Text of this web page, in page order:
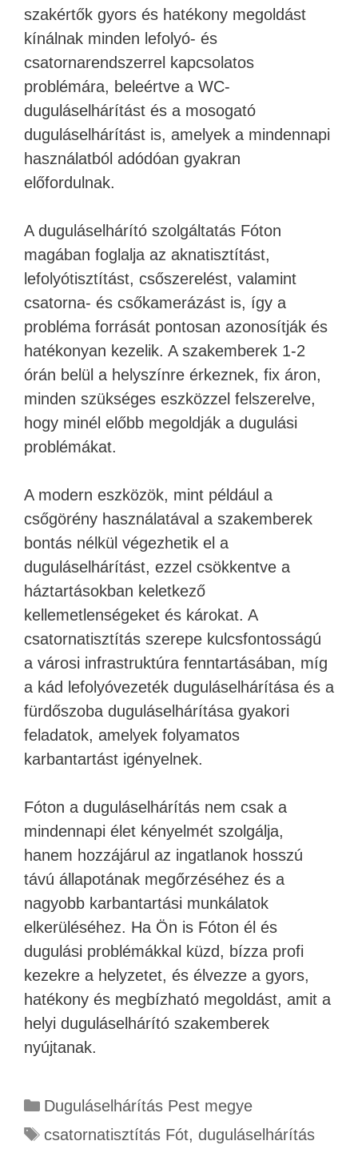
szakértők gyors és hatékony megoldást
kínálnak minden lefolyó- és
csatornarendszerrel kapcsolatos
problémára, beleértve a WC-
duguláselhárítást és a mosogató
duguláselhárítást is, amelyek a mindennapi
használatból adódóan gyakran
előfordulnak.
A duguláselhárító szolgáltatás Fóton
magában foglalja az aknatisztítást,
lefolyótisztítást, csőszerelést, valamint
csatorna- és csőkamerázást is, így a
probléma forrását pontosan azonosítják és
hatékonyan kezelik. A szakemberek 1-2
órán belül a helyszínre érkeznek, fix áron,
minden szükséges eszközzel felszerelve,
hogy minél előbb megoldják a dugulási
problémákat.
A modern eszközök, mint például a
csőgörény használatával a szakemberek
bontás nélkül végezhetik el a
duguláselhárítást, ezzel csökkentve a
háztartásokban keletkező
kellemetlenségeket és károkat. A
csatornatisztítás szerepe kulcsfontosságú
a városi infrastruktúra fenntartásában, míg
a kád lefolyóvezeték duguláselhárítása és a
fürdőszoba duguláselhárítása gyakori
feladatok, amelyek folyamatos
karbantartást igényelnek.
Fóton a duguláselhárítás nem csak a
mindennapi élet kényelmét szolgálja,
hanem hozzájárul az ingatlanok hosszú
távú állapotának megőrzéséhez és a
nagyobb karbantartási munkálatok
elkerüléséhez. Ha Ön is Fóton él és
dugulási problémákkal küzd, bízza profi
kezekre a helyzetet, és élvezze a gyors,
hatékony és megbízható megoldást, amit a
helyi duguláselhárító szakemberek
nyújtanak.
Duguláselhárítás Pest megye
csatornatisztítás Fót, duguláselhárítás